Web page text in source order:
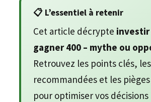
📋 L’essentiel à retenir
Cet article décrypte investir
gagner 400 – mythe ou
Retrouvez les points clés,
recommandées et les
pour optimiser vos décisions